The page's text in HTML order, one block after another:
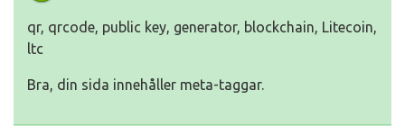
qr, qrcode, public key, generator, blockchain, Litecoin,
ltc
Bra, din sida innehåller meta-taggar.